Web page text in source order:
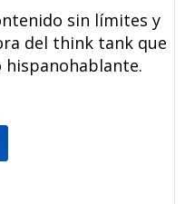
sin límites y
del think tank que
hispanohablante.